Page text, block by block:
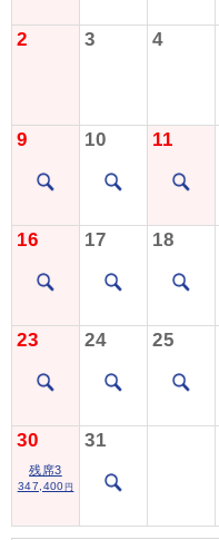
2 3 4
9 10 11
16 17 18
23 24 25
30
残席3
347,400 円
31